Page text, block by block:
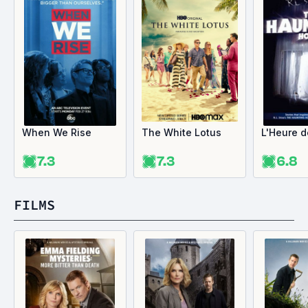
When We Rise
7.3
The White Lotus
7.3
L'Heure
6.8
FILMS